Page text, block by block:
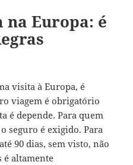
na Europa: é
visita à Europa, é
viagem é obrigatório
é depende. Para quem
seguro é exigido. Para
90 dias, sem visto, não
é altamente